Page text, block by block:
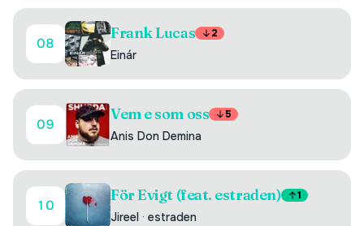
08
Frank Lucas 2
Einár
09
Vem e som oss 5
Anis Don Demina
10
För Evigt (feat. estraden) 1
Jireel · estraden